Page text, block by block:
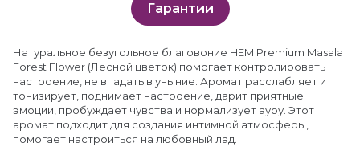
Гарантии
Натуральное безугольное благовоние HEM Premium Masala
Forest Flower (Лесной цветок) помогает контролировать
настроение, не впадать в уныние. Аромат расслабляет и
тонизирует, поднимает настроение, дарит приятные
эмоции, пробуждает чувства и нормализует ауру. Этот
аромат подходит для создания интимной атмосферы,
помогает настроиться на любовный лад.